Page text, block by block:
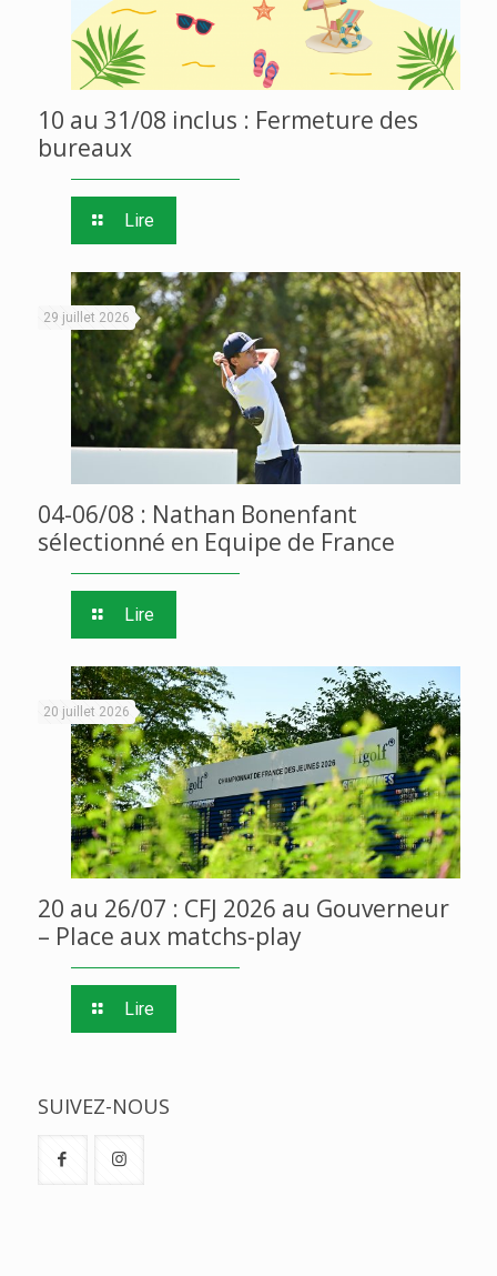
10 au 31/08 inclus : Fermeture des
bureaux
Lire
29 juillet 2026
04-06/08 : Nathan Bonenfant
sélectionné en Equipe de France
Lire
20 juillet 2026
20 au 26/07 : CFJ 2026 au Gouverneur
– Place aux matchs-play
Lire
SUIVEZ-NOUS